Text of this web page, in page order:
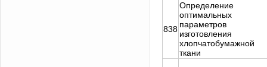
838
Определение
оптимальных
параметров
изготовления
хлопчатобумажной
ткани